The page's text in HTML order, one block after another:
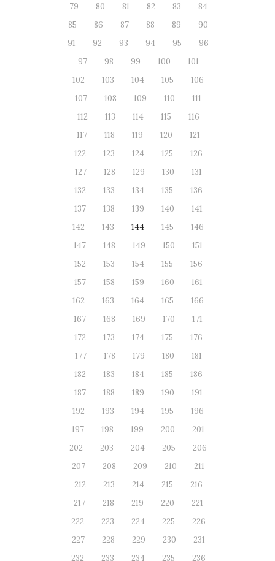
79
80 81 82 83
84
85
86 87 88 89
90
91
92 93 94 95
96
97
98 99 100
101
102
103 104 105
106
107
108 109 110
111
112
113 114 115
116
117
118 119 120
121
122
123 124 125
126
127
128 129 130
131
132
133 134 135
136
137
138 139 140
141
142
143 144 145
146
147
148 149 150
151
152
153 154 155
156
157
158 159 160
161
162
163 164 165
166
167
168 169 170
171
172
173 174 175
176
177
178 179 180
181
182
183 184 185
186
187
188 189 190
191
192
193 194 195
196
197
198 199 200
201
202
203 204 205
206
207
208 209 210
211
212
213 214 215
216
217
218 219 220
221
222
223 224 225
226
227
228 229 230
231
232
233 234 235
236